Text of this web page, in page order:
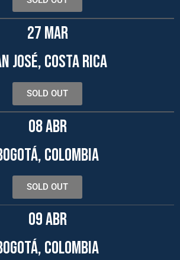
27 MAR
JOSÉ, COSTA RICA
SOLD OUT
08 ABR
COLOMBIA
SOLD OUT
09 ABR
COLOMBIA